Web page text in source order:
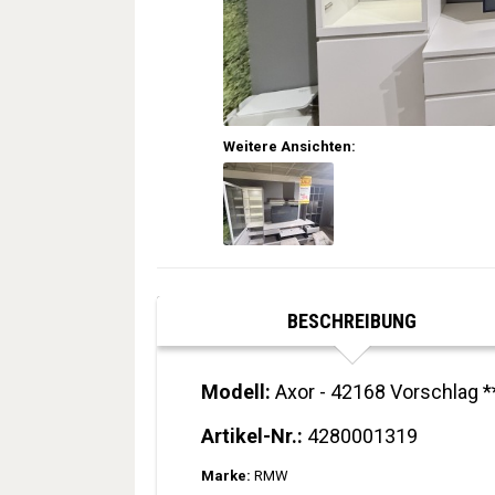
Weitere Ansichten:
BESCHREIBUNG
Modell: Axor - 42168 Vorschlag
Artikel-Nr.: 4280001319
Marke: RMW